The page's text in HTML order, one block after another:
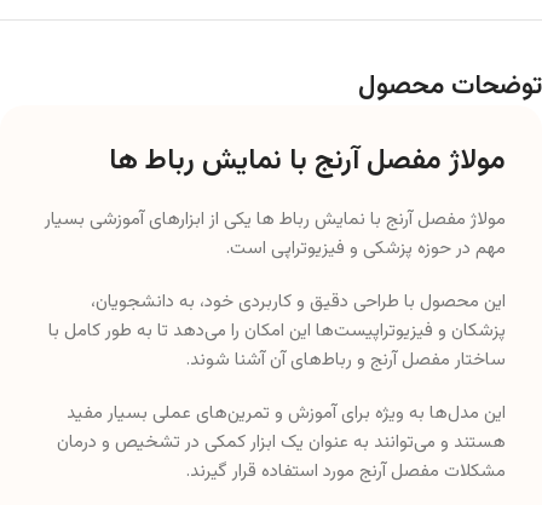
توضحات محصول
مولاژ مفصل آرنج با نمایش رباط ها
مولاژ مفصل آرنج با نمایش رباط ها یکی از ابزارهای آموزشی بسیار
مهم در حوزه پزشکی و فیزیوتراپی است.
این محصول با طراحی دقیق و کاربردی خود، به دانشجویان،
پزشکان و فیزیوتراپیست‌ها این امکان را می‌دهد تا به طور کامل با
ساختار مفصل آرنج و رباط‌های آن آشنا شوند.
این مدل‌ها به ویژه برای آموزش و تمرین‌های عملی بسیار مفید
هستند و می‌توانند به عنوان یک ابزار کمکی در تشخیص و درمان
مشکلات مفصل آرنج مورد استفاده قرار گیرند.